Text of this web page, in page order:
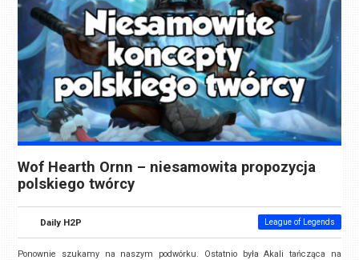
Wof Hearth Ornn – niesamowita propozycja
polskiego twórcy
Daily H2P League of Legends
Ponownie szukamy na naszym podwórku. Ostatnio była Akali tańcząca na